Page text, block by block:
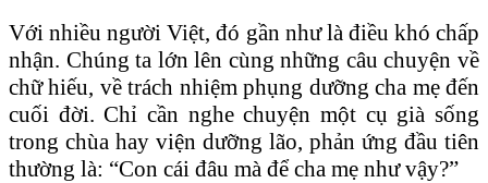
Với nhiều người Việt, đó gần như là điều khó chấp
nhận. Chúng ta lớn lên cùng những câu chuyện về
chữ hiếu, về trách nhiệm phụng dưỡng cha mẹ đến
cuối đời. Chỉ cần nghe chuyện một cụ già sống
trong chùa hay viện dưỡng lão, phản ứng đầu tiên
thường là: “Con cái đâu mà để cha mẹ như vậy?”